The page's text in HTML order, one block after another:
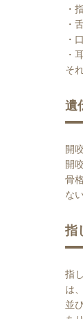
・
・
・
・
そ
遺
開
開
骨
な
指
指
は
並